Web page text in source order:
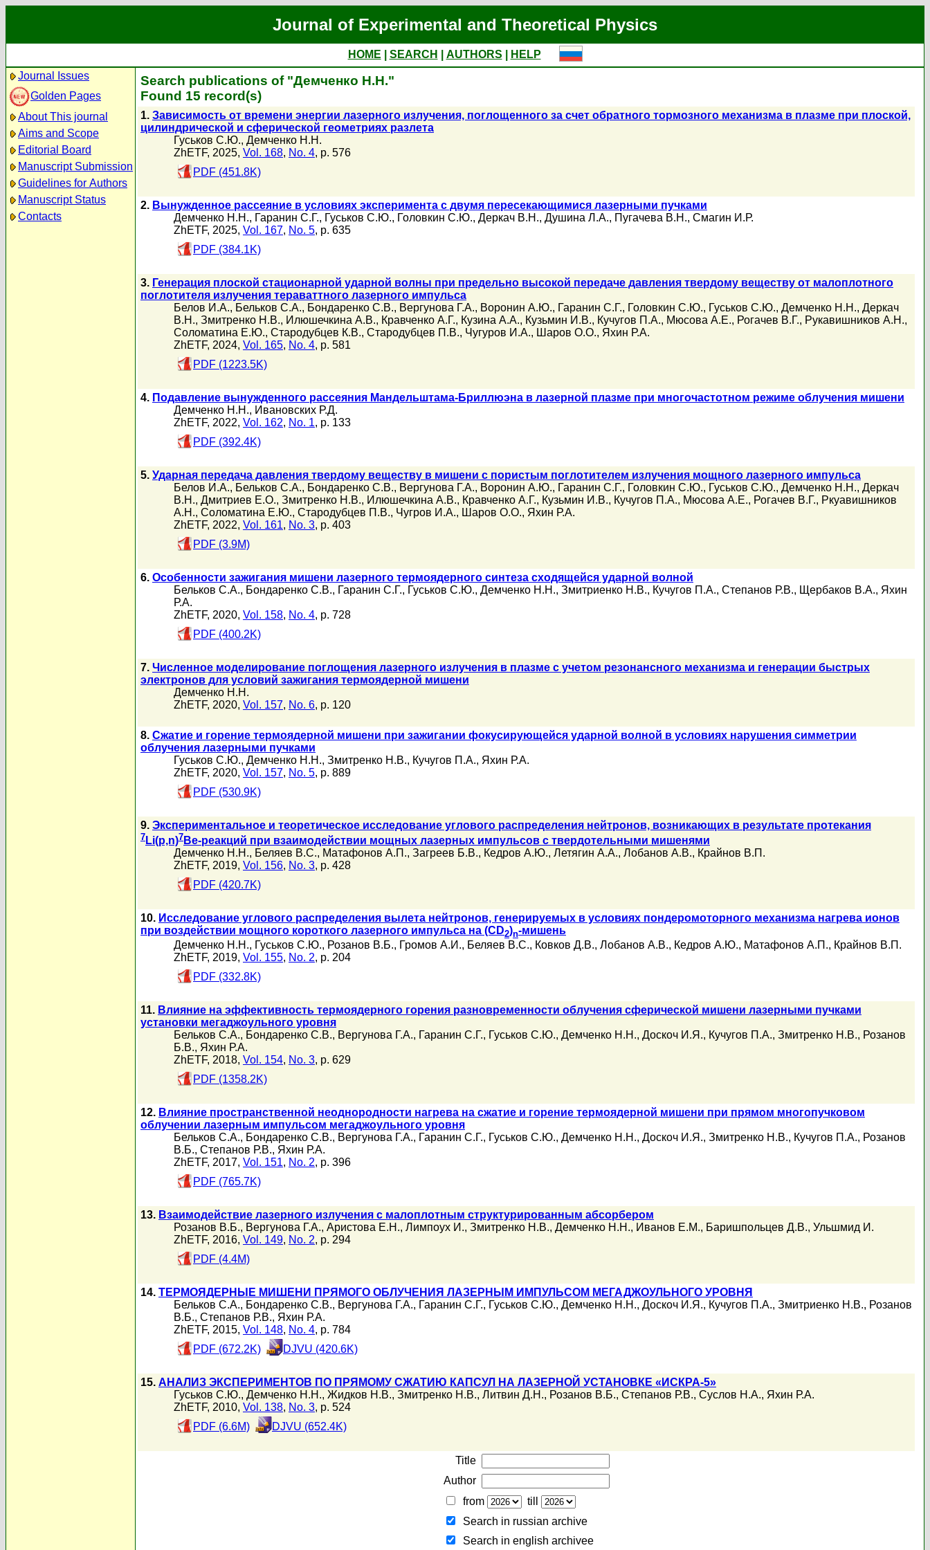
Journal of Experimental and Theoretical Physics
HOME SEARCH AUTHORS
HELP
Journal Issues
Golden Pages
About This journal
Aims and Scope
Editorial Board
Manuscript Submission
Guidelines for Authors
Manuscript Status
Contacts
Search publications of "Демченко Н.Н."
Found 15 record(s)
1. Зависимость от времени энергии лазерного излучения, поглощенного за счет обратного тормозного механизма в плазме при плоской,
цилиндрической и сферической геометриях разлета
Гуськов С.Ю., Демченко Н.Н.
ZhETF, 2025, Vol. 168, No. 4, p. 576
PDF (451.8K)
2. Вынужденное рассеяние в условиях эксперимента с двумя пересекающимися лазерными пучками
Демченко Н.Н., Гаранин С.Г., Гуськов С.Ю., Головкин С.Ю., Деркач В.Н., Душина Л.А., Пугачева В.Н., Смагин И.Р.
ZhETF, 2025, Vol. 167, No. 5, p. 635
PDF (384.1K)
3. Генерация плоской стационарной ударной волны при предельно высокой передаче давления твердому веществу от малоплотного
поглотителя излучения тераваттного лазерного импульса
Белов И.А., Бельков С.А., Бондаренко С.В., Вергунова Г.А., Воронин А.Ю., Гаранин С.Г., Головкин С.Ю., Гуськов С.Ю., Демченко Н.Н., Деркач
В.Н., Змитренко Н.В., Илюшечкина А.В., Кравченко А.Г., Кузина А.А., Кузьмин И.В., Кучугов П.А., Мюсова А.Е., Рогачев В.Г., Рукавишников А.Н.,
Соломатина Е.Ю., Стародубцев К.В., Стародубцев П.В., Чугуров И.А., Шаров О.О., Яхин Р.А.
ZhETF, 2024, Vol. 165, No. 4, p. 581
PDF (1223.5K)
4. Подавление вынужденного рассеяния Мандельштама-Бриллюэна в лазерной плазме при многочастотном режиме облучения мишени
Демченко Н.Н., Ивановских Р.Д.
ZhETF, 2022, Vol. 162, No. 1, p. 133
PDF (392.4K)
5. Ударная передача давления твердому веществу в мишени с пористым поглотителем излучения мощного лазерного импульса
Белов И.А., Бельков С.А., Бондаренко С.В., Вергунова Г.А., Воронин А.Ю., Гаранин С.Г., Головкин С.Ю., Гуськов С.Ю., Демченко Н.Н., Деркач
В.Н., Дмитриев Е.О., Змитренко Н.В., Илюшечкина А.В., Кравченко А.Г., Кузьмин И.В., Кучугов П.А., Мюсова А.Е., Рогачев В.Г., Ркуавишников
А.Н., Соломатина Е.Ю., Стародубцев П.В., Чугров И.А., Шаров О.О., Яхин Р.А.
ZhETF, 2022, Vol. 161, No. 3, p. 403
PDF (3.9M)
6. Особенности зажигания мишени лазерного термоядерного синтеза сходящейся ударной волной
Бельков С.А., Бондаренко С.В., Гаранин С.Г., Гуськов С.Ю., Демченко Н.Н., Змитриенко Н.В., Кучугов П.А., Степанов Р.В., Щербаков В.А., Яхин
Р.А.
ZhETF, 2020, Vol. 158, No. 4, p. 728
PDF (400.2K)
7. Численное моделирование поглощения лазерного излучения в плазме с учетом резонансного механизма и генерации быстрых
электронов для условий зажигания термоядерной мишени
Демченко Н.Н.
ZhETF, 2020, Vol. 157, No. 6, p. 120
8. Сжатие и горение термоядерной мишени при зажигании фокусирующейся ударной волной в условиях нарушения симметрии
облучения лазерными пучками
Гуськов С.Ю., Демченко Н.Н., Змитренко Н.В., Кучугов П.А., Яхин Р.А.
ZhETF, 2020, Vol. 157, No. 5, p. 889
PDF (530.9K)
9. Экспериментальное и теоретическое исследование углового распределения нейтронов, возникающих в результате протекания
7 Li(p,n)7 Be-реакций при взаимодействии мощных лазерных импульсов с твердотельными мишенями
Демченко Н.Н., Беляев В.С., Матафонов А.П., Загреев Б.В., Кедров А.Ю., Летягин А.А., Лобанов А.В., Крайнов В.П.
ZhETF, 2019, Vol. 156, No. 3, p. 428
PDF (420.7K)
10. Исследование углового распределения вылета нейтронов, генерируемых в условиях пондеромоторного механизма нагрева ионов
при воздействии мощного короткого лазерного импульса на (CD2)n-мишень
Демченко Н.Н., Гуськов С.Ю., Розанов В.Б., Громов А.И., Беляев В.С., Ковков Д.В., Лобанов А.В., Кедров А.Ю., Матафонов А.П., Крайнов В.П.
ZhETF, 2019, Vol. 155, No. 2, p. 204
PDF (332.8K)
11. Влияние на эффективность термоядерного горения разновременности облучения сферической мишени лазерными пучками
установки мегаджоульного уровня
Бельков С.А., Бондаренко С.В., Вергунова Г.А., Гаранин С.Г., Гуськов С.Ю., Демченко Н.Н., Доскоч И.Я., Кучугов П.А., Змитренко Н.В., Розанов
Б.В., Яхин Р.А.
ZhETF, 2018, Vol. 154, No. 3, p. 629
PDF (1358.2K)
12. Влияние пространственной неоднородности нагрева на сжатие и горение термоядерной мишени при прямом многопучковом
облучении лазерным импульсом мегаджоульного уровня
Бельков С.А., Бондаренко С.В., Вергунова Г.А., Гаранин С.Г., Гуськов С.Ю., Демченко Н.Н., Доскоч И.Я., Змитренко Н.В., Кучугов П.А., Розанов
В.Б., Степанов Р.В., Яхин Р.А.
ZhETF, 2017, Vol. 151, No. 2, p. 396
PDF (765.7K)
13. Взаимодействие лазерного излучения с малоплотным структурированным абсорбером
Розанов В.Б., Вергунова Г.А., Аристова Е.Н., Лимпоух И., Змитренко Н.В., Демченко Н.Н., Иванов Е.М., Баришпольцев Д.В., Ульшмид И.
ZhETF, 2016, Vol. 149, No. 2, p. 294
PDF (4.4M)
14. ТЕРМОЯДЕРНЫЕ МИШЕНИ ПРЯМОГО ОБЛУЧЕНИЯ ЛАЗЕРНЫМ ИМПУЛЬСОМ МЕГАДЖОУЛЬНОГО УРОВНЯ
Бельков С.А., Бондаренко С.В., Вергунова Г.А., Гаранин С.Г., Гуськов С.Ю., Демченко Н.Н., Доскоч И.Я., Кучугов П.А., Змитриенко Н.В., Розанов
В.Б., Степанов Р.В., Яхин Р.А.
ZhETF, 2015, Vol. 148, No. 4, p. 784
PDF (672.2K)
DJVU (420.6K)
15. АНАЛИЗ ЭКСПЕРИМЕНТОВ ПО ПРЯМОМУ СЖАТИЮ КАПСУЛ НА ЛАЗЕРНОЙ УСТАНОВКЕ «ИСКРА-5»
Гуськов С.Ю., Демченко Н.Н., Жидков Н.В., Змитренко Н.В., Литвин Д.Н., Розанов В.Б., Степанов Р.В., Суслов Н.А., Яхин Р.А.
ZhETF, 2010, Vol. 138, No. 3, p. 524
PDF (6.6M)
DJVU (652.4K)
Title
Author
from
till
Search in russian archive
Search in english archiveе